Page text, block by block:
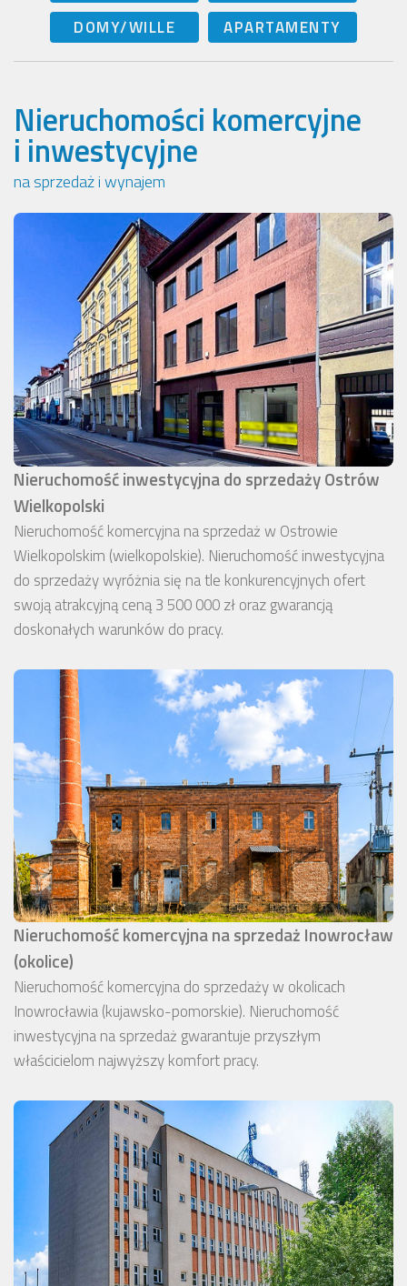
DOMY/WILLE
APARTAMENTY
Nieruchomości komercyjne
i inwestycyjne
na sprzedaż i wynajem
Nieruchomość inwestycyjna do sprzedaży Ostrów
Wielkopolski
Nieruchomość komercyjna na sprzedaż w Ostrowie
Wielkopolskim (wielkopolskie). Nieruchomość inwestycyjna
do sprzedaży wyróżnia się na tle konkurencyjnych ofert
swoją atrakcyjną ceną 3 500 000 zł oraz gwarancją
doskonałych warunków do pracy.
Nieruchomość komercyjna na sprzedaż Inowrocław
(okolice)
Nieruchomość komercyjna do sprzedaży w okolicach
Inowrocławia (kujawsko-pomorskie). Nieruchomość
inwestycyjna na sprzedaż gwarantuje przyszłym
właścicielom najwyższy komfort pracy.